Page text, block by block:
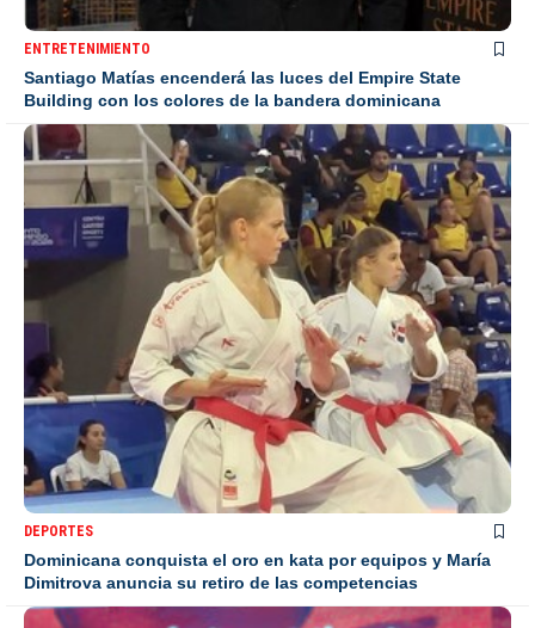
ENTRETENIMIENTO
Santiago Matías encenderá las luces del Empire State
Building con los colores de la bandera dominicana
DEPORTES
Dominicana conquista el oro en kata por equipos y María
Dimitrova anuncia su retiro de las competencias